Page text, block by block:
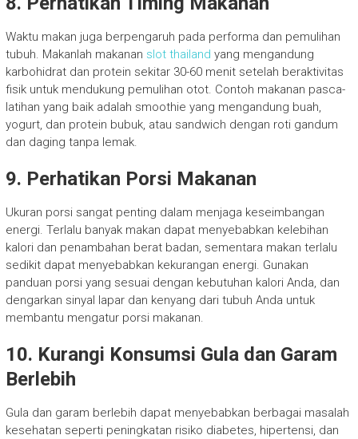
Waktu makan juga berpengaruh pada performa dan pemulihan
tubuh. Makanlah makanan slot thailand yang mengandung
karbohidrat dan protein sekitar 30-60 menit setelah beraktivitas
fisik untuk mendukung pemulihan otot. Contoh makanan pasca-
latihan yang baik adalah smoothie yang mengandung buah,
yogurt, dan protein bubuk, atau sandwich dengan roti gandum
dan daging tanpa lemak.
9. Perhatikan Porsi Makanan
Ukuran porsi sangat penting dalam menjaga keseimbangan
energi. Terlalu banyak makan dapat menyebabkan kelebihan
kalori dan penambahan berat badan, sementara makan terlalu
sedikit dapat menyebabkan kekurangan energi. Gunakan
panduan porsi yang sesuai dengan kebutuhan kalori Anda, dan
dengarkan sinyal lapar dan kenyang dari tubuh Anda untuk
membantu mengatur porsi makanan.
10. Kurangi Konsumsi Gula dan Garam
Berlebih
Gula dan garam berlebih dapat menyebabkan berbagai masalah
kesehatan seperti peningkatan risiko diabetes, hipertensi, dan